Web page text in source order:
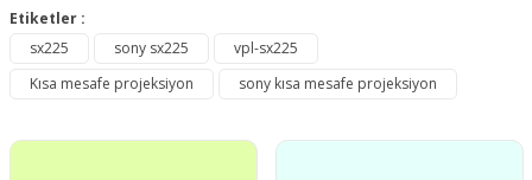
Yorum Yaz
konularda yetersiz gördüğünüz noktaları öneri formunu
Görüş ve önerileriniz için teşekkür ederiz.
Ürün açıklamasında eksik bilgiler bulunuyor.
Etiketler :
sx225
sony sx225
vpl-sx225
Kısa mesafe projeksiyon
sony kısa mesafe projeksiyon